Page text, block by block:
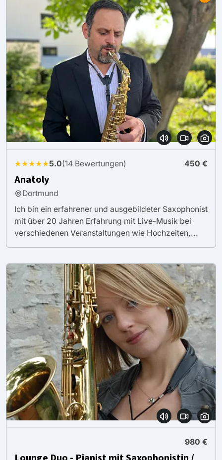
★★★★★5.0(14 Bewertungen) 450 €
Anatoly
Dortmund
Ich bin ein erfahrener und ausgebildeter Saxophonist
mit über 20 Jahren Erfahrung mit Live-Musik bei
verschiedenen Veranstaltungen wie Hochzeiten,...
980 €